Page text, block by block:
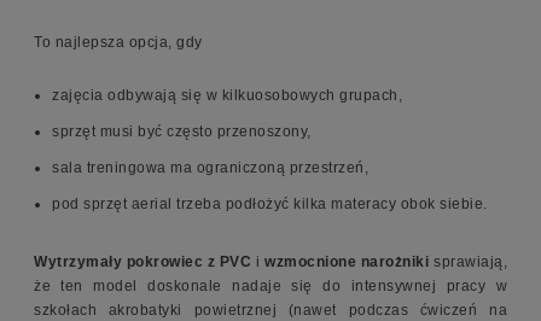
To najlepsza opcja, gdy
zajęcia odbywają się w kilkuosobowych grupach,
sprzęt musi być często przenoszony,
sala treningowa ma ograniczoną przestrzeń,
pod sprzęt aerial trzeba podłożyć kilka materacy obok siebie.
Wytrzymały pokrowiec z PVC iwzmocnione narożniki sprawiają,
że ten model doskonale nadaje się do intensywnej pracy w
szkołach akrobatyki powietrznej (nawet podczas ćwiczeń na